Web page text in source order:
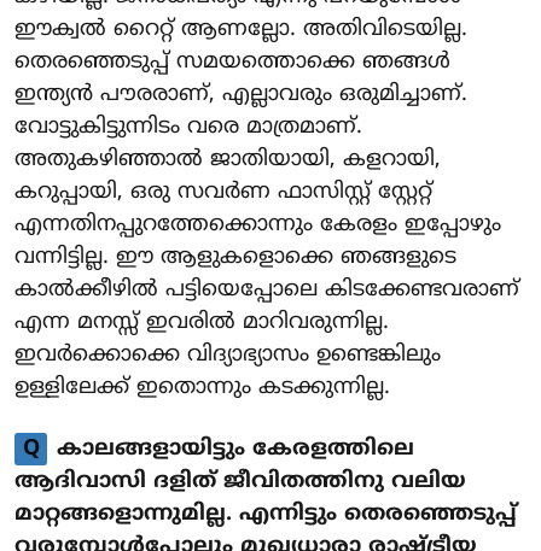
ഈക്വൽ റൈറ്റ് ആണല്ലോ. അതിവിടെയില്ല.
തെരഞ്ഞെടുപ്പ് സമയത്തൊക്കെ ഞങ്ങൾ
ഇന്ത്യൻ പൗരരാണ്, എല്ലാവരും ഒരുമിച്ചാണ്.
വോട്ടുകിട്ടുന്നിടം വരെ മാത്രമാണ്.
അതുകഴിഞ്ഞാൽ ജാതിയായി, കളറായി,
കറുപ്പായി, ഒരു സവർണ ഫാസിസ്റ്റ് സ്റ്റേറ്റ്
എന്നതിനപ്പുറത്തേക്കൊന്നും കേരളം ഇപ്പോഴും
വന്നിട്ടില്ല. ഈ ആളുകളൊക്കെ ഞങ്ങളുടെ
കാൽക്കീഴിൽ പട്ടിയെപ്പോലെ കിടക്കേണ്ടവരാണ്
എന്ന മനസ്സ് ഇവരിൽ മാറിവരുന്നില്ല.
ഇവർക്കൊക്കെ വിദ്യാഭ്യാസം ഉണ്ടെങ്കിലും
ഉള്ളിലേക്ക് ഇതൊന്നും കടക്കുന്നില്ല.
Q
കാലങ്ങളായിട്ടും കേരളത്തിലെ
ആദിവാസി ദളിത് ജീവിതത്തിനു വലിയ
മാറ്റങ്ങളൊന്നുമില്ല. എന്നിട്ടും തെരഞ്ഞെടുപ്പ്